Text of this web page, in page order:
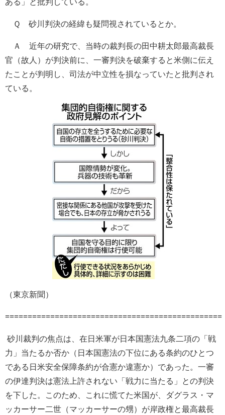
Ｑ 砂川判決の経緯も疑問視されているとか。
Ａ 近年の研究で、当時の裁判長の田中耕太郎最高裁長
官（故人）が判決前に、一審判決を破棄すると米側に伝え
たことが判明し、司法が中立性を損なっていたと批判され
ている。
（東京新聞）
================================================
砂川裁判の焦点は、在日米軍が日本国憲法九条二項の「戦
力」当たるか否か（日本国憲法の下位にある条約のひとつ
である日米安全保障条約が合憲か違憲か）であった。一審
の伊達判決は憲法上許されない「戦力に当たる」との判決
を下した。このため、これに慌てた米国が、ダグラス・マ
ッカーサー二世（マッカーサーの甥）が岸政権と最高裁長